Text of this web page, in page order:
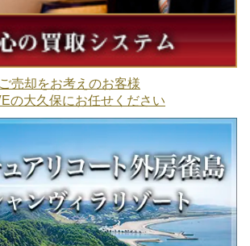
ご売却をお考えのお客様
の大久保にお任せください